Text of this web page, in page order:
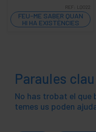
REF: LQ022
FEU-ME SABER QUAN
HI HA EXISTÈNCIES
Paraules clau
No has trobat el que
temes us poden